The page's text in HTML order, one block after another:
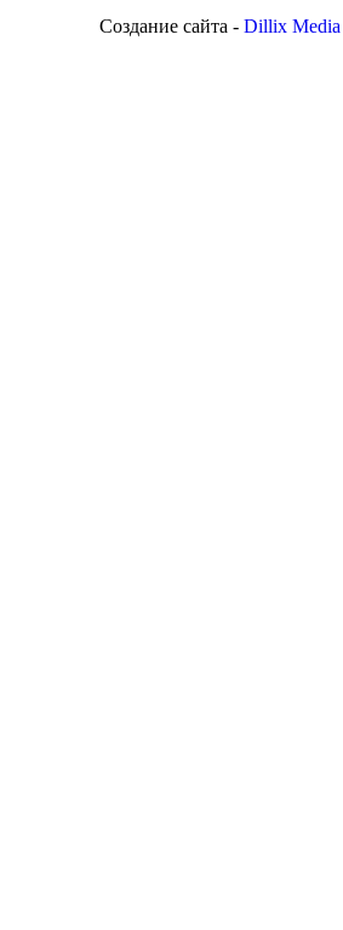
Создание сайта - Dillix Media